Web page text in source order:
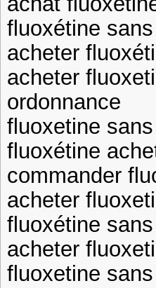
fluoxétine
acheter
acheter
ordonnance
fluoxetine
fluoxétine
commander
acheter
fluoxétine
acheter
fluoxetine